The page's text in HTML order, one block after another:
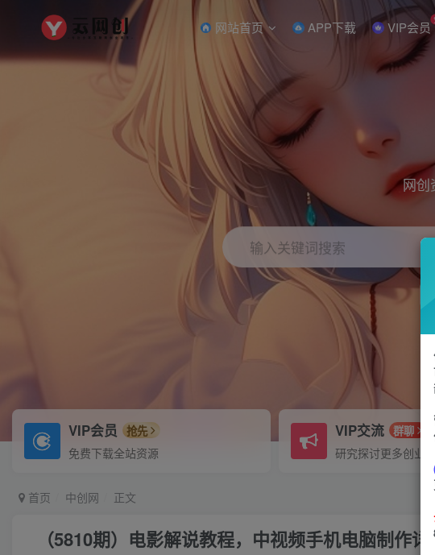
网站首页 APP下载 VIP会员
网创
输入关键词搜索
VIP会员 抢先
免费下载全站资源
VIP交流 群聊
研究探讨更多创业
首页 中创网 正文
（5810期）电影解说教程，中视频手机电脑制作详